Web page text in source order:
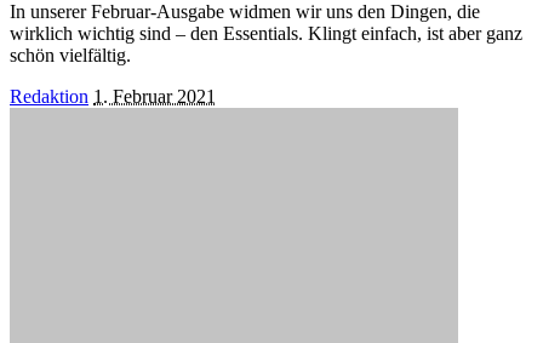
In unserer Februar-Ausgabe widmen wir uns den Dingen, die
wirklich wichtig sind – den Essentials. Klingt einfach, ist aber ganz
schön vielfältig.
Posted
Redaktion 1. Februar 2021